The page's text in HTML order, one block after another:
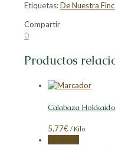
Etiquetas:De Nuestra
Compartir
Compartir
Facebook
Compartir
X
Compartir
LinkedIn
Compartir
Pinterest
0
Productos
Calabaza
5,77€ / Kilo
En oferta